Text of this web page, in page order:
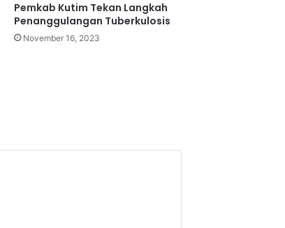
Pemkab Kutim Tekan Langkah
Penanggulangan Tuberkulosis
November 16, 2023